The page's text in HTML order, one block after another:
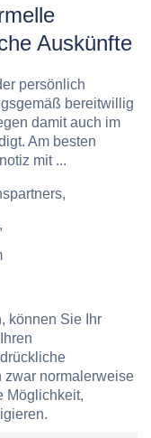
Auskünfte
persönlich
bereitwillig
damit auch im
Am besten
mit ...
können Sie Ihr
zwar normalerweise
Möglichkeit,